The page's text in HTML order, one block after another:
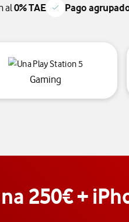
al0% TAE Pago
de dispositivos móviles
Gaming "gaming",
250€ +